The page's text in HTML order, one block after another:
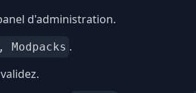
d'administration.
Modpacks .